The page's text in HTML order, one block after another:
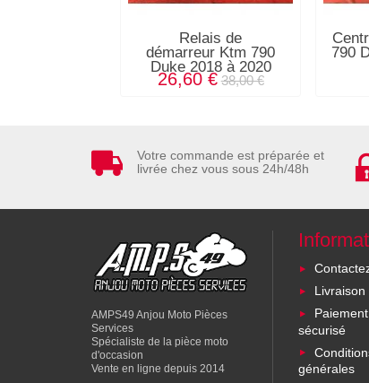
Relais de
démarreur Ktm 790
Duke 2018 à 2020
26,60 € 38,00 €
790
Votre commande est préparée et
livrée chez vous sous 24h/48h
AMPS49 Anjou Moto Pièces
Services
Spécialiste de la pièce moto
d'occasion
Vente en ligne depuis 2014
Livraison
Paiement
sécurisé
générales